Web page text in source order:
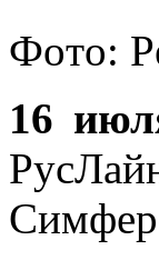
Фoтo:
16